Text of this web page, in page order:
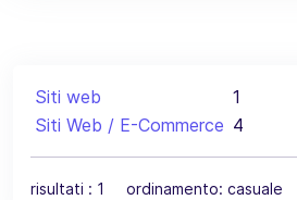
Siti web
1
Siti Web / E-Commerce 4
risultati : 1 ordinamento: casuale